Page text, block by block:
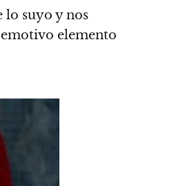
lo suyo y nos
elemento